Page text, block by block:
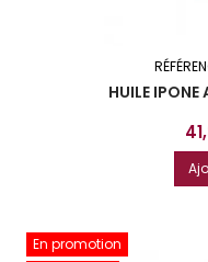
HUILE
En promotion